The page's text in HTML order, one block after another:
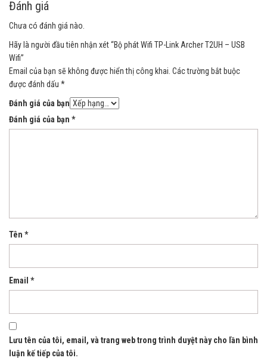
Đánh giá
Chưa có đánh giá nào.
Hãy là người đầu tiên nhận xét “Bộ phát Wifi TP-Link Archer T2UH – USB
Wifi”
Email của bạn sẽ không được hiển thị công khai. Các trường bắt buộc
được đánh dấu *
Đánh giá của bạn
Đánh giá của bạn *
Tên *
Email *
Lưu tên của tôi, email, và trang web trong trình duyệt này cho lần bình
luận kế tiếp của tôi.